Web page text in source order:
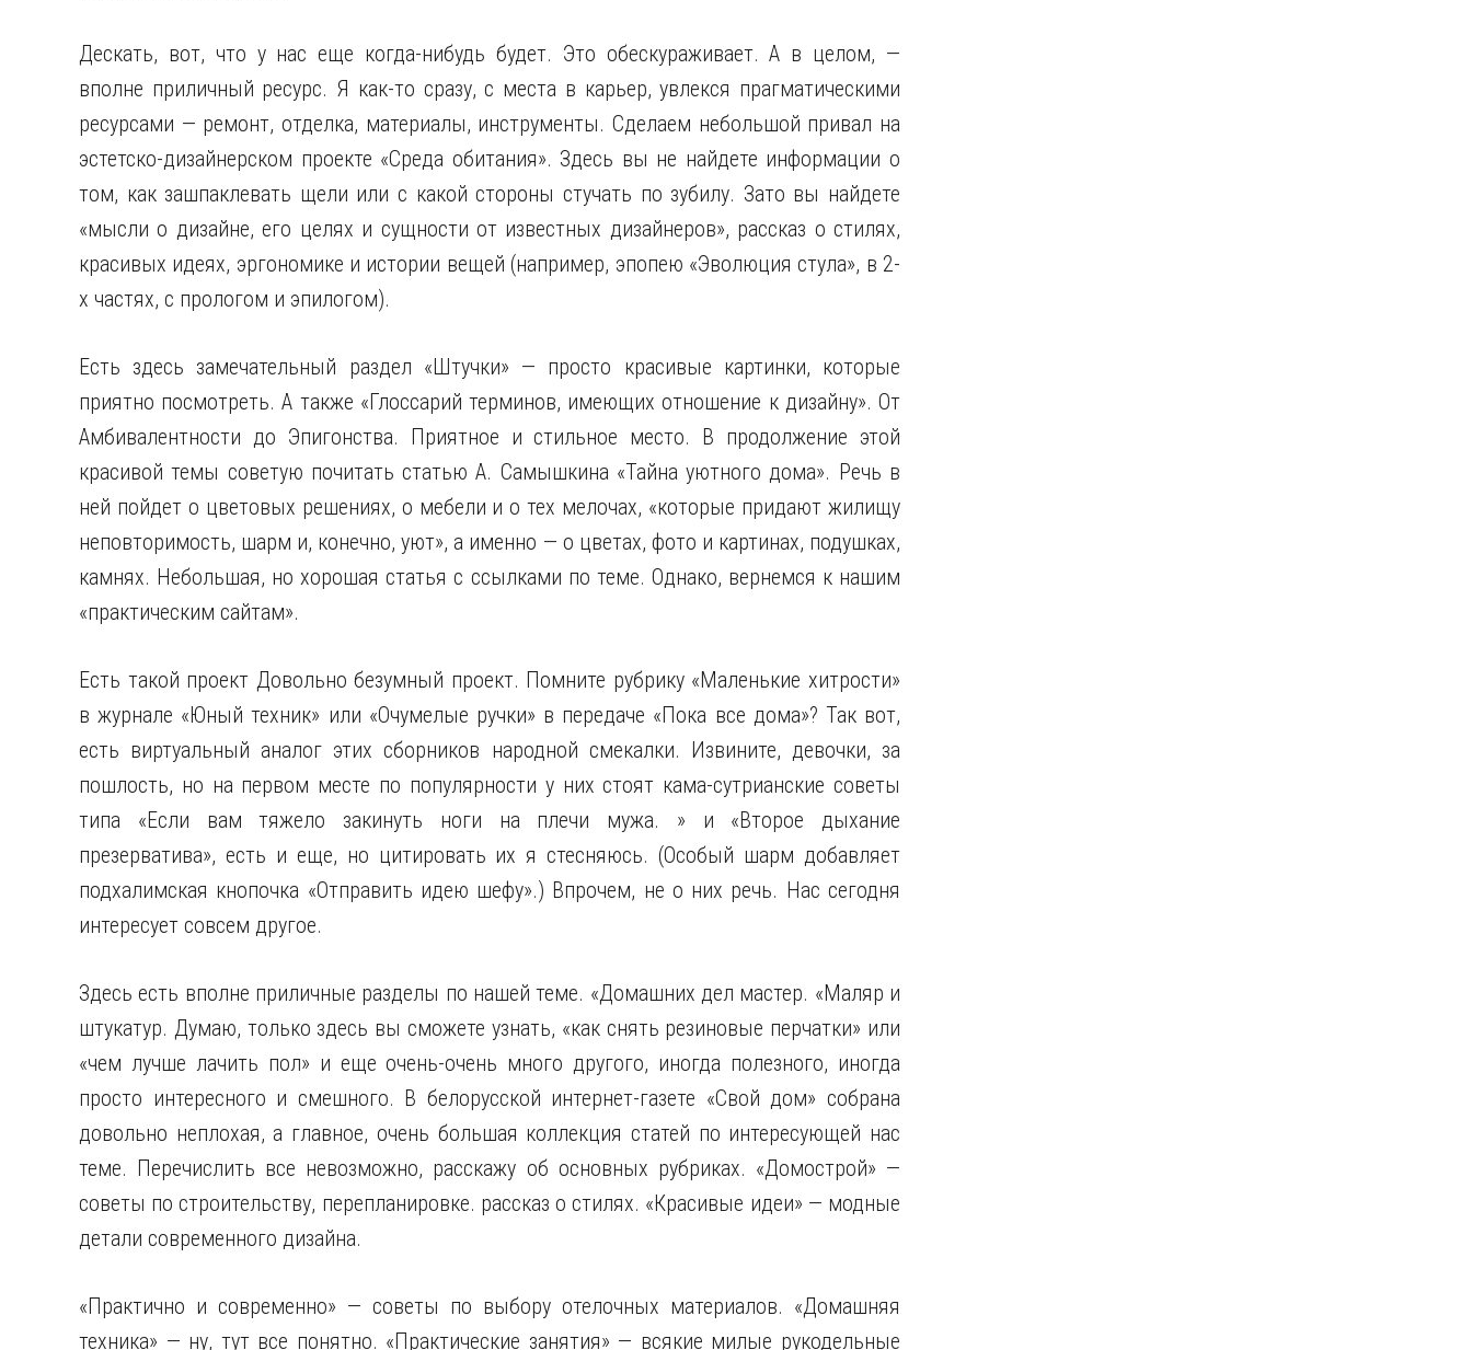
Дескать, вот, что у нас еще когда-нибудь будет. Это обескураживает. А в целом, —
вполне приличный ресурс. Я как-то сразу, с места в карьер, увлекся прагматическими
ресурсами — ремонт, отделка, материалы, инструменты. Сделаем небольшой привал на
эстетско-дизайнерском проекте «Среда обитания». Здесь вы не найдете информации о
том, как зашпаклевать щели или с какой стороны стучать по зубилу. Зато вы найдете
«мысли о дизайне, его целях и сущности от известных дизайнеров», рассказ о стилях,
красивых идеях, эргономике и истории вещей (например, эпопею «Эволюция стула», в 2-
х частях, с прологом и эпилогом).
Есть здесь замечательный раздел «Штучки» — просто красивые картинки, которые
приятно посмотреть. А также «Глоссарий терминов, имеющих отношение к дизайну». От
Амбивалентности до Эпигонства. Приятное и стильное место. В продолжение этой
красивой темы советую почитать статью А. Самышкина «Тайна уютного дома». Речь в
ней пойдет о цветовых решениях, о мебели и о тех мелочах, «которые придают жилищу
неповторимость, шарм и, конечно, уют», а именно — о цветах, фото и картинах, подушках,
камнях. Небольшая, но хорошая статья с ссылками по теме. Однако, вернемся к нашим
«практическим сайтам».
Есть такой проект Довольно безумный проект. Помните рубрику «Маленькие хитрости»
в журнале «Юный техник» или «Очумелые ручки» в передаче «Пока все дома»? Так вот,
есть виртуальный аналог этих сборников народной смекалки. Извините, девочки, за
пошлость, но на первом месте по популярности у них стоят кама-сутрианские советы
типа «Если вам тяжело закинуть ноги на плечи мужа. » и «Второе дыхание
презерватива», есть и еще, но цитировать их я стесняюсь. (Особый шарм добавляет
подхалимская кнопочка «Отправить идею шефу».) Впрочем, не о них речь. Нас сегодня
интересует совсем другое.
Здесь есть вполне приличные разделы по нашей теме. «Домашних дел мастер. «Маляр и
штукатур. Думаю, только здесь вы сможете узнать, «как снять резиновые перчатки» или
«чем лучше лачить пол» и еще очень-очень много другого, иногда полезного, иногда
просто интересного и смешного. В белорусской интернет-газете «Свой дом» собрана
довольно неплохая, а главное, очень большая коллекция статей по интересующей нас
теме. Перечислить все невозможно, расскажу об основных рубриках. «Домострой» —
советы по строительству, перепланировке. рассказ о стилях. «Красивые идеи» — модные
детали современного дизайна.
«Практично и современно» — советы по выбору отелочных материалов. «Домашняя
техника» — ну, тут все понятно. «Практические занятия» — всякие милые рукодельные